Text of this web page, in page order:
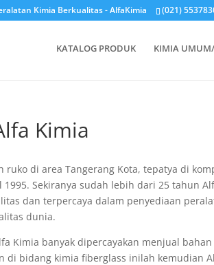
Kimia Berkualitas - AlfaKimia (021)
KATALOG PRODUK KIMIA
Kimia
ruko di area Tangerang Kota, tepatya di
1995. Sekiranya sudah lebih dari 25 tahun
dan terpercaya dalam penyediaan
dunia.
Kimia banyak dipercayakan menjual
di bidang kimia fiberglass inilah kemudian